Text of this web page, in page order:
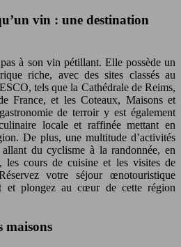
vin : une destination
à son vin pétillant. Elle possède un
riche, avec des sites classés au
tels que la Cathédrale de Reims,
France, et les Coteaux, Maisons et
de terroir y est également
locale et raffinée mettant en
De plus, une multitude d’activités
allant du cyclisme à la randonnée, en
les cours de cuisine et les visites de
votre séjour œnotouristique
et plongez au cœur de cette région
maisons